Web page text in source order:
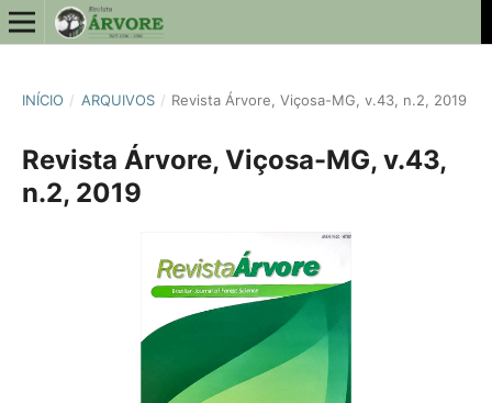
INÍCIO / ARQUIVOS / Revista Árvore, Viçosa-MG, v.43, n.2, 2019
Revista Árvore, Viçosa-MG, v.43,
n.2, 2019